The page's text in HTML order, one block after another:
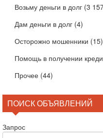
Возьму деньги в долг (3
Дам деньги в долг (4)
Осторожно мошенники (15)
Помощь в получении
Прочее (44)
ПОИСК ОБЪЯВЛЕНИЙ
Запрос